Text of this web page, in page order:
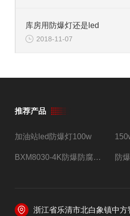
库房用防爆灯还是led
2018-11-07
推荐产品
加油站led防爆灯100w
BXM8030-4K防爆防腐照明配电箱四路带总开关 防
浙江省乐清市北白象镇中方